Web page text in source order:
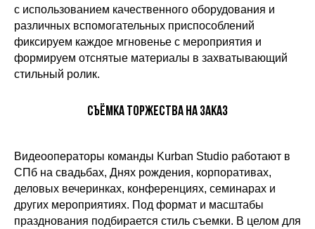
с использованием качественного оборудования и
различных вспомогательных приспособлений
фиксируем каждое мгновенье с мероприятия и
формируем отснятые материалы в захватывающий
стильный ролик.
Съёмка торжества на заказ
Видеооператоры команды Kurban Studio работают в
СПб на свадьбах, Днях рождения, корпоративах,
деловых вечеринках, конференциях, семинарах и
других мероприятиях. Под формат и масштабы
празднования подбирается стиль съемки. В целом для